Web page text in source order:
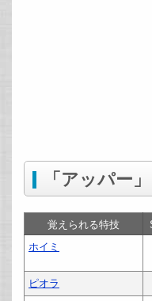
「アッパー
覚えられる特技
ホイミ
ピオラ